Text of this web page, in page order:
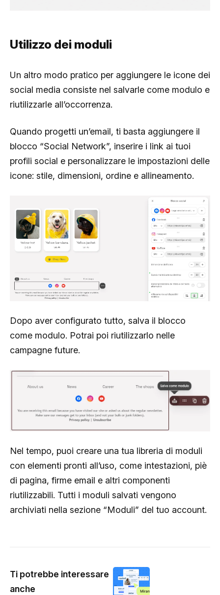
Utilizzo dei moduli
Un altro modo pratico per aggiungere le icone dei
social media consiste nel salvarle come modulo e
riutilizzarle all’occorrenza.
Quando progetti un’email, ti basta aggiungere il
blocco “Social Network”, inserire i link ai tuoi
profili social e personalizzare le impostazioni delle
icone: stile, dimensioni, ordine e allineamento.
Dopo aver configurato tutto, salva il blocco
come modulo. Potrai poi riutilizzarlo nelle
campagne future.
Nel tempo, puoi creare una tua libreria di moduli
con elementi pronti all’uso, come intestazioni, piè
di pagina, firme email e altri componenti
riutilizzabili. Tutti i moduli salvati vengono
archiviati nella sezione “Moduli” del tuo account.
Ti potrebbe interessare
anche